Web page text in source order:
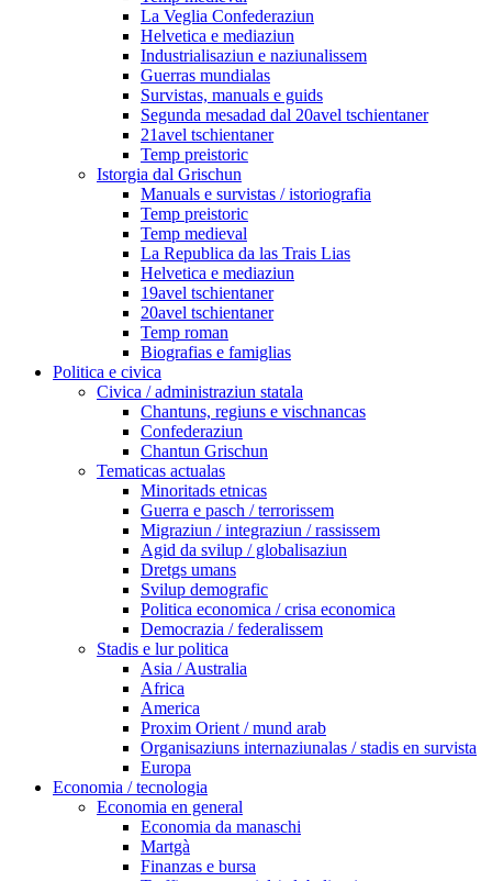
La Veglia Confederaziun
Helvetica e mediaziun
Industrialisaziun e naziunalissem
Guerras mundialas
Survistas, manuals e guids
Segunda mesadad dal 20avel tschientaner
21avel tschientaner
Temp preistoric
Istorgia dal Grischun
Manuals e survistas / istoriografia
Temp preistoric
Temp medieval
La Republica da las Trais Lias
Helvetica e mediaziun
19avel tschientaner
20avel tschientaner
Temp roman
Biografias e famiglias
Politica e civica
Civica / administraziun statala
Chantuns, regiuns e vischnancas
Confederaziun
Chantun Grischun
Tematicas actualas
Minoritads etnicas
Guerra e pasch / terrorissem
Migraziun / integraziun / rassissem
Agid da svilup / globalisaziun
Dretgs umans
Svilup demografic
Politica economica / crisa economica
Democrazia / federalissem
Stadis e lur politica
Asia / Australia
Africa
America
Proxim Orient / mund arab
Organisaziuns internaziunalas / stadis en survista
Europa
Economia / tecnologia
Economia en general
Economia da manaschi
Martgà
Finanzas e bursa